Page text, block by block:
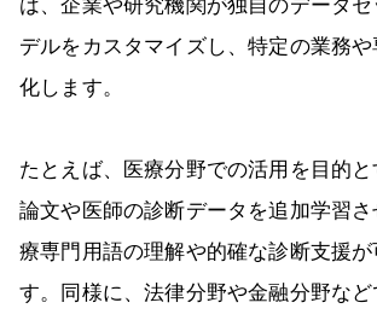
は、企業や研究機関が独自のデータ
デルをカスタマイズし、特定の業務
化します。
たとえば、医療分野での活用を目的
論文や医師の診断データを追加学習
療専門用語の理解や的確な診断支援が
す。同様に、法律分野や金融分野な